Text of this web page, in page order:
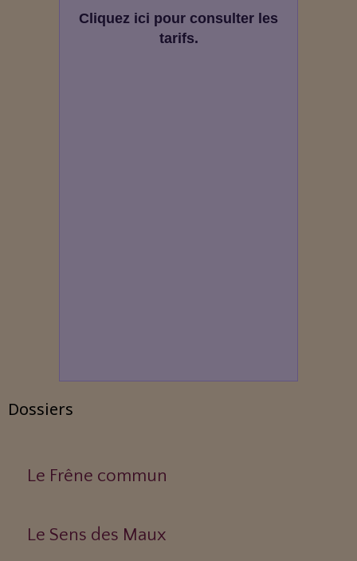
Cliquez ici pour consulter les
tarifs.
Dossiers
Le Frêne commun
Le Sens des Maux